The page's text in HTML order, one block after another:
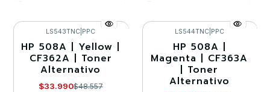
-30%
LS543TNC PPC
HP 508A | Yellow |
CF362A | Toner
Alternativo
$33.990$48.557
-30%
LS544TNC| PPC
HP 508A |
Magenta | CF363A
| Toner
Alternativo